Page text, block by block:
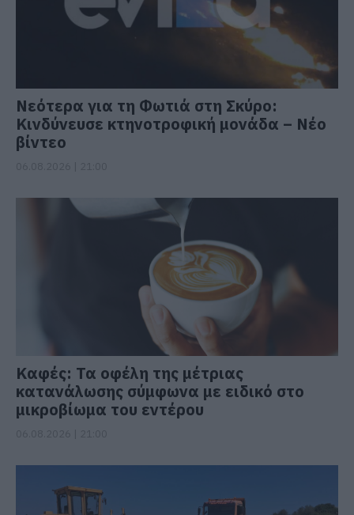
Νεότερα για τη Φωτιά στη Σκύρο:
Κινδύνευσε κτηνοτροφική μονάδα – Νέο
βίντεο
Καφές: Τα οφέλη της μέτριας
κατανάλωσης σύμφωνα με ειδικό στο
μικροβίωμα του εντέρου